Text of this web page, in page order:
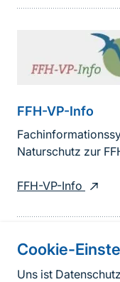
Cookie-
Uns ist
FFH-VP-Info
Naturschutz zur
FFH-VP-Info